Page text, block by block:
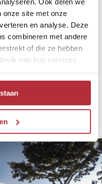
onze site met onze
en analyse. Deze
combineren met andere
of die ze hebben
van hun services.
Het Riksja Reiskompas